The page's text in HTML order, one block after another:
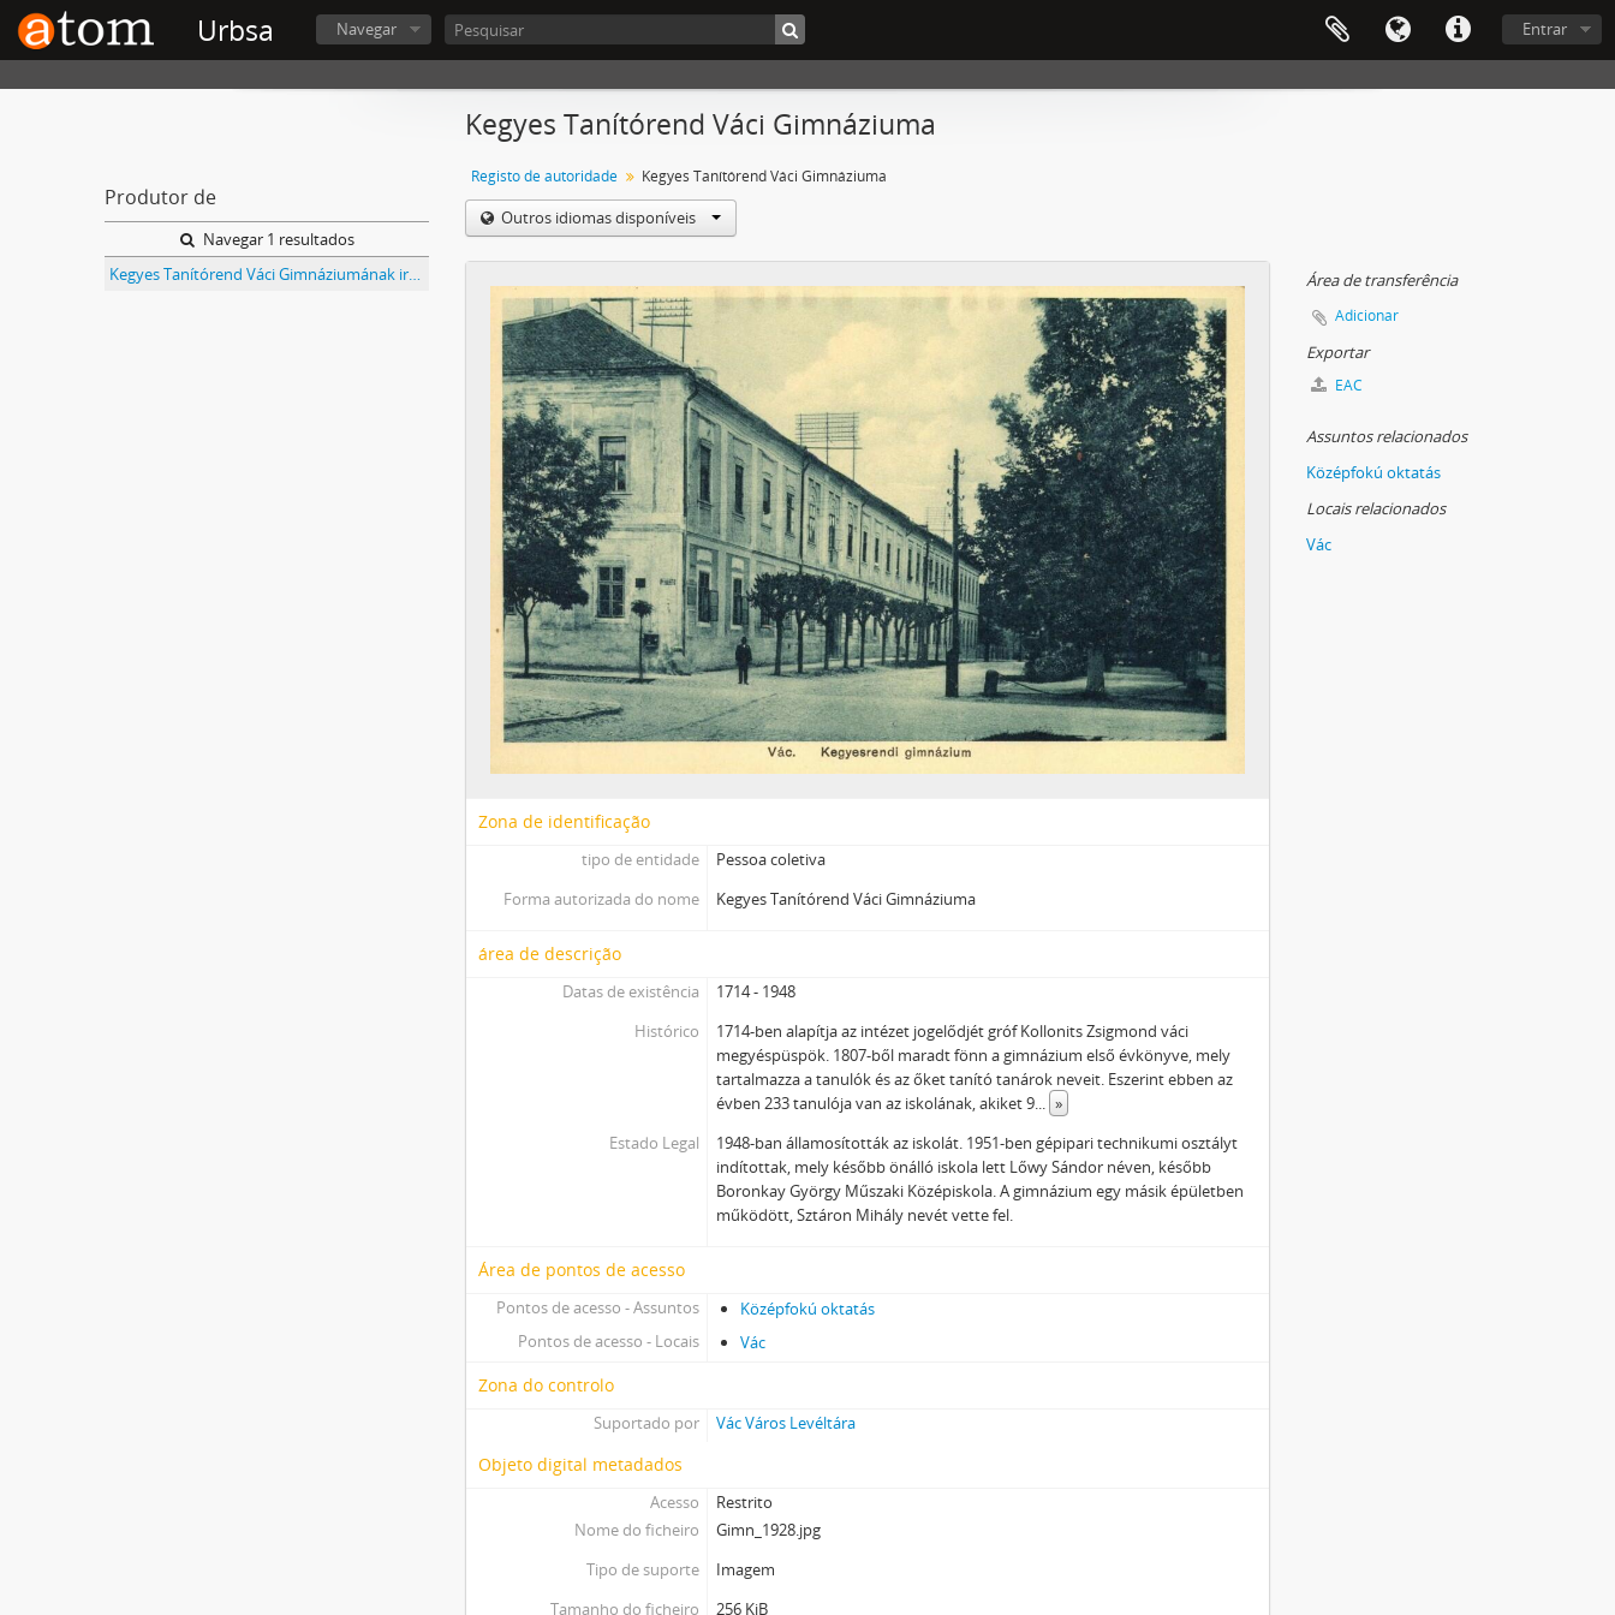
Urbsa Entrar
Navegar
Produtor de
Navegar 1 resultados
Kegyes Tanítórend Váci Gimnáziumának iratai
Kegyes Tanítórend Váci Gimnáziuma
Registo de autoridade Kegyes Tanítórend Váci Gimnáziuma
Outros idiomas disponíveis
Zona de identificação
tipo de entidade
Pessoa coletiva
Forma autorizada do nome
Kegyes Tanítórend Váci Gimnáziuma
área de descrição
Datas de existência
1714 - 1948
Histórico
1714-ben alapítja az intézet jogelődjét gróf Kollonits Zsigmond váci
megyéspüspök. 1807-ből maradt fönn a gimnázium első évkönyve, mely
tartalmazza a tanulók és az őket tanító tanárok neveit. Eszerint ebben az
évben 233 tanulója van az iskolának, akiket 9... »
Estado Legal
1948-ban államosították az iskolát. 1951-ben gépipari technikumi osztályt
indítottak, mely később önálló iskola lett Lőwy Sándor néven, később
Boronkay György Műszaki Középiskola. A gimnázium egy másik épületben
működött, Sztáron Mihály nevét vette fel.
Área de pontos de acesso
Pontos de acesso - Assuntos
Középfokú oktatás
Pontos de acesso - Locais
Vác
Zona do controlo
Suportado por Vác Város Levéltára
Objeto digital metadados
Acesso
Restrito
Nome do ficheiro
Gimn_1928.jpg
Tipo de suporte
Imagem
Tamanho do ficheiro
256 KiB
Área de transferência
Adicionar
Exportar
EAC
Assuntos relacionados
Középfokú oktatás
Locais relacionados
Vác